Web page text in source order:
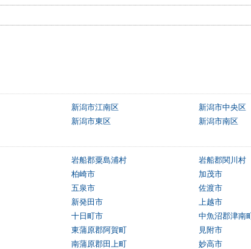
新潟市江南区
新潟市中央区
新潟市東区 新潟市南区
岩船郡粟島浦村
岩船郡関川村
柏崎市
加茂市
五泉市
佐渡市
新発田市
上越市
十日町市
中魚沼郡津南
東蒲原郡阿賀町
見附市
南蒲原郡田上町
妙高市